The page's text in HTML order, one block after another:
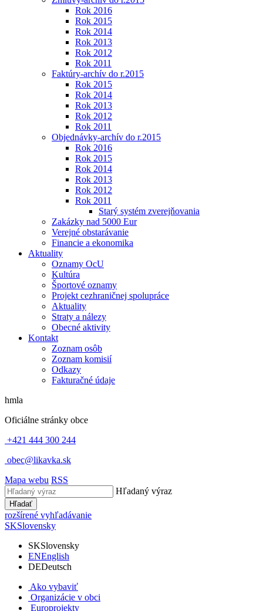
Rok 2016
Rok 2015
Rok 2014
Rok 2013
Rok 2012
Rok 2011
Faktúry-archív do r.2015
Rok 2015
Rok 2014
Rok 2013
Rok 2012
Rok 2011
Objednávky-archív do r.2015
Rok 2016
Rok 2015
Rok 2014
Rok 2013
Rok 2012
Rok 2011
Starý systém zverejňovania
Zakázky nad 5000 Eur
Verejné obstarávanie
Financie a ekonomika
Aktuality
Oznamy OcU
Kultúra
Športové oznamy
Projekt cezhraničnej spolupráce
Aktuality
Straty a nálezy
Obecné aktivity
Kontakt
Zoznam osôb
Zoznam komisií
Odkazy
Fakturačné údaje
hmla
Oficiálne stránky obce
+421 444 300 244
obec@likavka.sk
Mapa webu RSS
Hľadaný výraz
Hľadať
rozšírené vyhľadávanie
SKSlovensky
SKSlovensky
ENEnglish
DEDeutsch
Ako vybaviť
Organizácie v obci
Europrojekty